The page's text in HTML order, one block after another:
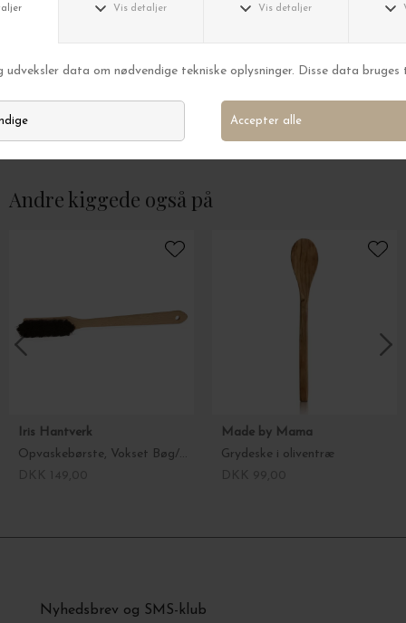
Opvaskemiddel 03, Citrongræs og Nælde
DKK 159,00
DKK 165,00
Andre kiggede også på
Iris Hantverk
Opvaskebørste, Vokset Bøg/Sorte Hestehår
Made by Mama
Grydeske i oliventræ
Nyhedsbrev og SMS-klub